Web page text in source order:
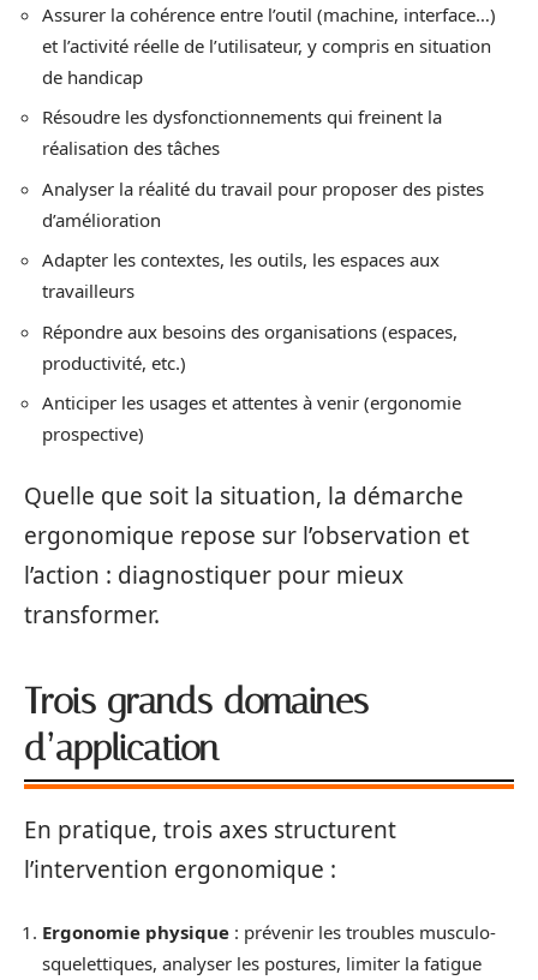
Assurer la cohérence entre l’outil (machine, interface…)
et l’activité réelle de l’utilisateur, y compris en situation
de handicap
Résoudre les dysfonctionnements qui freinent la
réalisation des tâches
Analyser la réalité du travail pour proposer des pistes
d’amélioration
Adapter les contextes, les outils, les espaces aux
travailleurs
Répondre aux besoins des organisations (espaces,
productivité, etc.)
Anticiper les usages et attentes à venir (ergonomie
prospective)
Quelle que soit la situation, la démarche
ergonomique repose sur l’observation et
l’action : diagnostiquer pour mieux
transformer.
Trois grands domaines
d’application
En pratique, trois axes structurent
l’intervention ergonomique :
Ergonomie physique : prévenir les troubles musculo-
squelettiques, analyser les postures, limiter la fatigue